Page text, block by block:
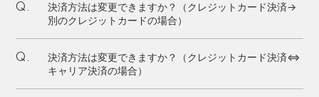
Q.
決済方法は変更できますか？（クレジットカード決済→
別のクレジットカードの場合）
Q.
決済方法は変更できますか？（クレジットカード決済⇔
キャリア決済の場合）